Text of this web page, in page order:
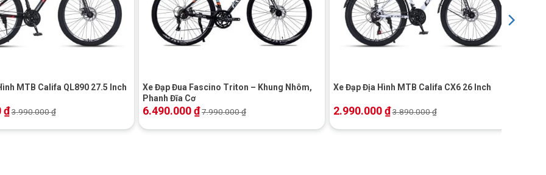
chỉnh đến từ thương hiệu Shimano.
SUNRUN cao cấp.
MTB Califa QL890 27.5 Inch
₫3.990.000₫
Xe Đạp Đua Fascino Triton – Khung Nhôm,
Phanh Đĩa Cơ
6.490.000₫7.990.000₫
Xe Đạp Địa Hình MTB Califa CX6 26 Inch
2.990.000₫3.890.000₫